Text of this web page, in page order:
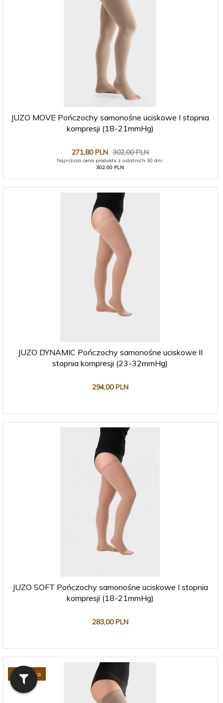
JUZO MOVE Pończochy samonośne uciskowe I stopnia
kompresji (18-21mmHg)
271,80 PLN 302,00 PLN
Najniższa cena produktu z ostatnich 30 dni:
302.00 PLN
JUZO DYNAMIC Pończochy samonośne uciskowe II
stopnia kompresji (23-32mmHg)
294,00 PLN
JUZO SOFT Pończochy samonośne uciskowe I stopnia
kompresji (18-21mmHg)
283,00 PLN
Promocja